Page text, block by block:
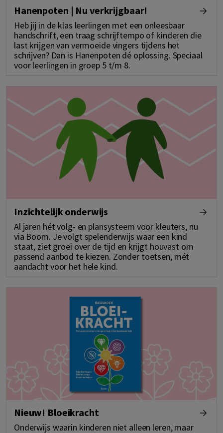
Hanenpoten | Nu verkrijgbaar!
Heb jij in de klas leerlingen met een onleesbaar
handschrift, een traag schrijftempo of kinderen die
last krijgen van vermoeide vingers tijdens het
schrijven? Dan is Hanenpoten dé oplossing. Speciaal
voor leerlingen in groep 5 t/m 8.
Inzichtelijk onderwijs
Al jaren hét volg- en plansysteem voor kleuters, nu
via Boom. Je volgt spelenderwijs waar een kind
staat, ziet groei over de tijd en krijgt houvast om
passend aanbod te kiezen. Zonder toetsen, mét
aandacht voor het hele kind.
Nieuw! Bloeikracht
Onderwijs waarin kinderen niet alleen leren, maar